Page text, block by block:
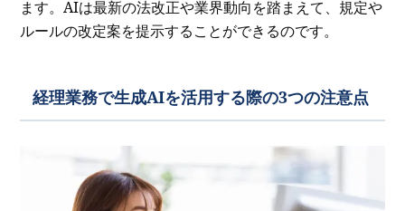
ます。AIは最新の法改正や業界動向を踏まえて、規定や
ルールの改定案を提示することができるのです。
経理業務で生成AIを活用する際の3つの注意点